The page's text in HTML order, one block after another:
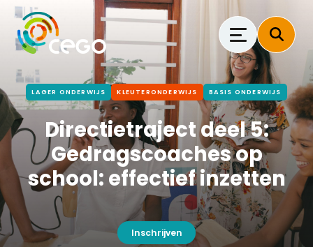
LAGER ONDERWIJS KLEUTERONDERWIJS BASIS ONDERWIJS
Directietraject deel 5:
Gedragscoaches op
school: effectief inzetten
Inschrijven